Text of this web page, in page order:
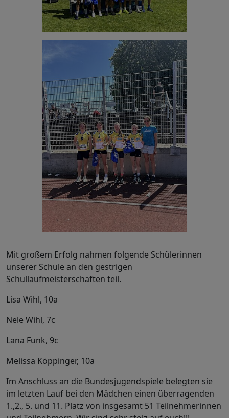
Mit großem Erfolg nahmen folgende Schülerinnen
unserer Schule an den gestrigen
Schullaufmeisterschaften teil.
Lisa Wihl, 10a
Nele Wihl, 7c
Lana Funk, 9c
Melissa Köppinger, 10a
Im Anschluss an die Bundesjugendspiele belegten sie
im letzten Lauf bei den Mädchen einen überragenden
1.,2., 5. und 11. Platz von insgesamt 51 Teilnehmerinnen